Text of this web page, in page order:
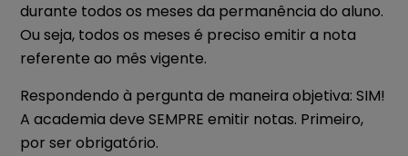
durante todos os meses da permanência do aluno.
Ou seja, todos os meses é preciso emitir a nota
referente ao mês vigente.
Respondendo à pergunta de maneira objetiva: SIM!
A academia deve SEMPRE emitir notas. Primeiro,
por ser obrigatório.